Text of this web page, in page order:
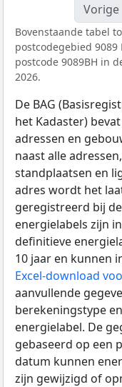
Vorige
Bovenstaande tabel
postcodegebied
postcode 9089BH in
2026.
De BAG
het Kadaster)
adressen en
naast alle
standplaatsen en
adres wordt het
geregistreerd bij de
energielabels zijn
definitieve
10 jaar en kunnen
Excel-download
aanvullende
berekeningstype
energielabel. De
gebaseerd op een
datum kunnen
zijn gewijzigd of